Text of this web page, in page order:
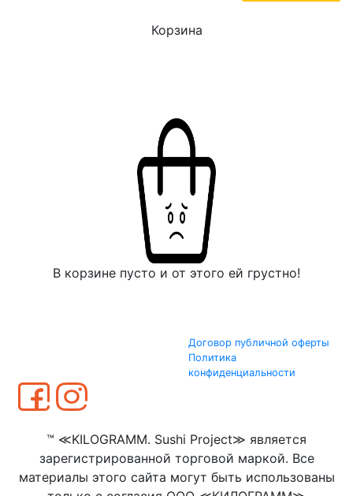
Корзина
В корзине пусто и от этого ей грустно!
Договор публичной оферты
Политика
конфиденциальности
™ ≪KILOGRAMM. Sushi Project≫ является
зарегистрированной торговой маркой. Все
материалы этого сайта могут быть использованы